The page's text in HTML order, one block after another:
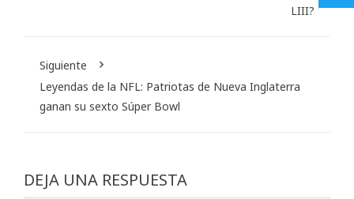
LIII?
Siguiente
Leyendas de la NFL: Patriotas de Nueva Inglaterra
ganan su sexto Súper Bowl
DEJA UNA RESPUESTA